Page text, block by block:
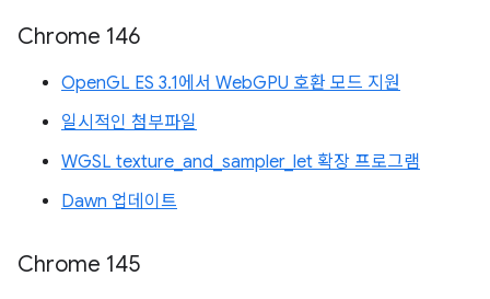
Chrome 146
OpenGL ES 3.1에서 WebGPU 호환 모드 지원
일시적인 첨부파일
WGSL texture_and_sampler_let 확장 프로그램
Dawn 업데이트
Chrome 145